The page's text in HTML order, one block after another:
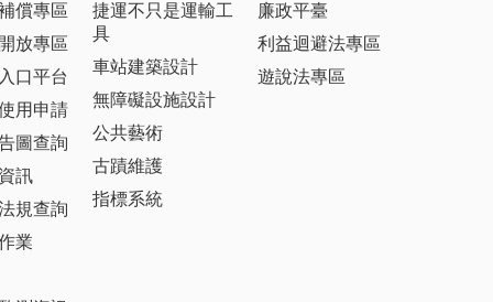
償專區
放專區
口平台
用申請
圖查詢
訊
規查詢
業
捷運不只是運輸工
具
車站建築設計
無障礙設施設計
公共藝術
古蹟維護
指標系統
廉政平臺
利益迴避法專區
遊說法專區